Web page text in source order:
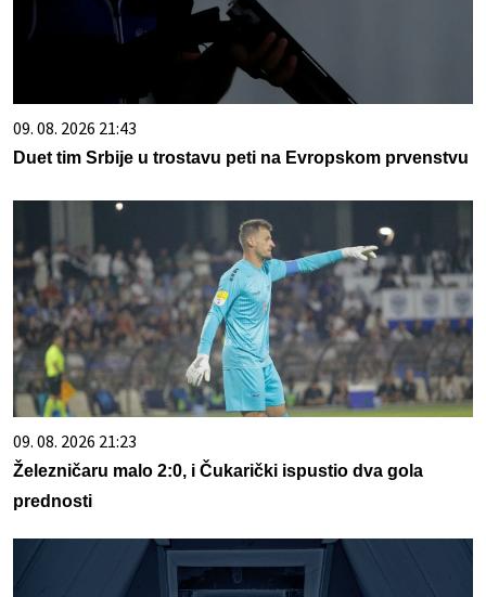
09. 08. 2026 21:43
Duet tim Srbije u trostavu peti na Evropskom prvenstvu
09. 08. 2026 21:23
Železničaru malo 2:0, i Čukarički ispustio dva gola
prednosti